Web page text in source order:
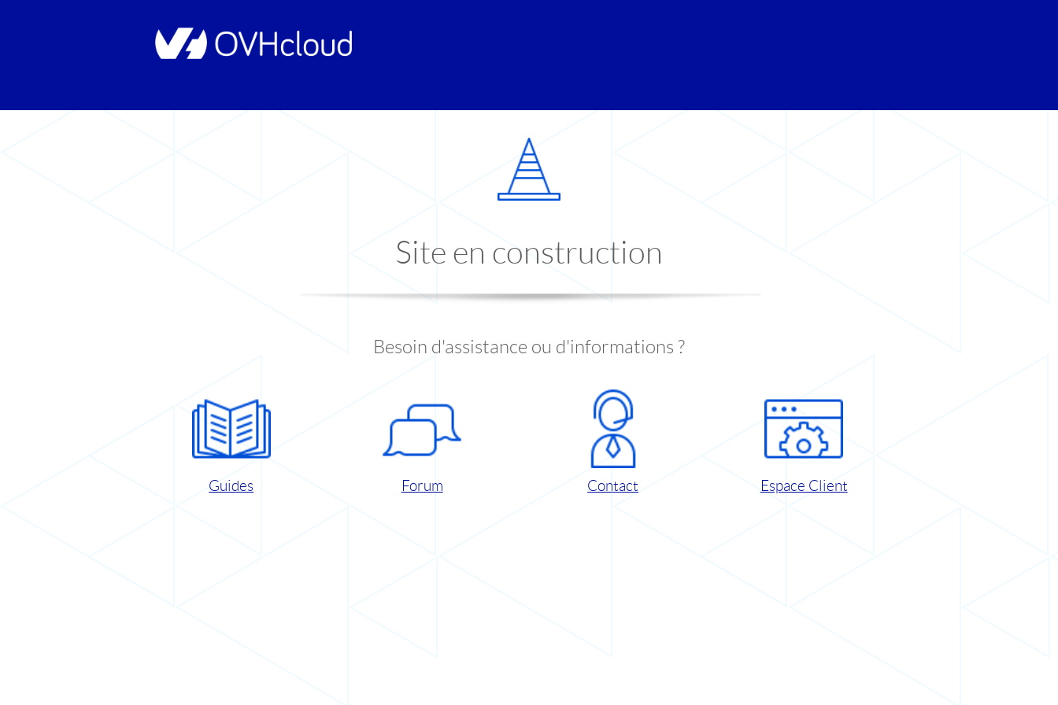
Site en construction
Besoin d'assistance ou d'informations ?
Guides Forum Contact Espace Client